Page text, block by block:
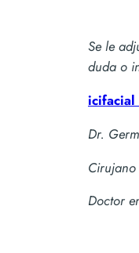
Se le
duda o
icifacial
Dr.
Doctor